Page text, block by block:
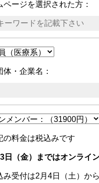
ページを選択された方：
体・企業名：
の料金は税込みです
日（金）まではオンライ
み受付は2月4日（土）か